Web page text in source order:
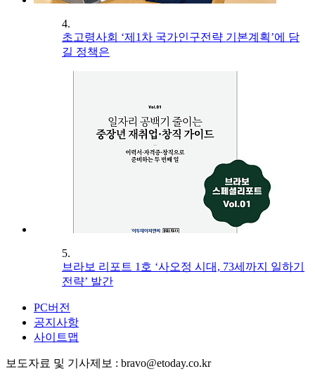
4.
초고령사회 ‘제1차 국가인구전략 기본계획’에 담
길 정책은
5.
브라보 리포트 1호 ‘사오정 시대, 73세까지 일하기
전략’ 발간
PC버전
공지사항
사이트맵
보도자료 및 기사제보 : bravo@etoday.co.kr